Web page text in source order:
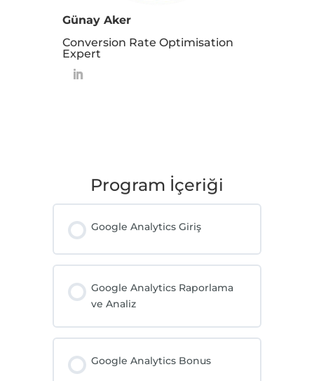
Günay Aker
Conversion Rate Optimisation
Expert
Program İçeriği
Google Analytics Giriş
Google Analytics Raporlama
ve Analiz
Google Analytics Bonus